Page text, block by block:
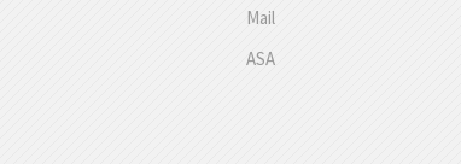
Mail
ASA